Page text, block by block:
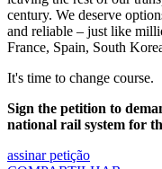
century. We deserve
and reliable – just like
France, Spain, South
It's time to change course.
Sign the petition to
national rail system for
assinar petição